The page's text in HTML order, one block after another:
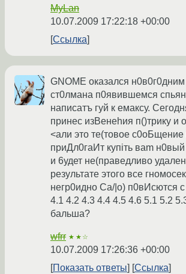
MyLan
10.07.2009 17:22:18 +00:00
Ссылка
GNOME оказался
ст0лмана п0явившемся
написатъ гуй к емаксу.
принес изВенеhия п()трику и
<али это те(товое с0оБщение
приДл0гаИт купiть ваm
и 6удет не(праведливо
результате этого все
негр0идно Cа/|о) п0вИсются с
4.1 4.2 4.3 4.4 4.5 4.6 5.1 5.2
бальша?
wfrr ★★☆
10.07.2009 17:26:36 +00:00
Показать ответы
Ссылка